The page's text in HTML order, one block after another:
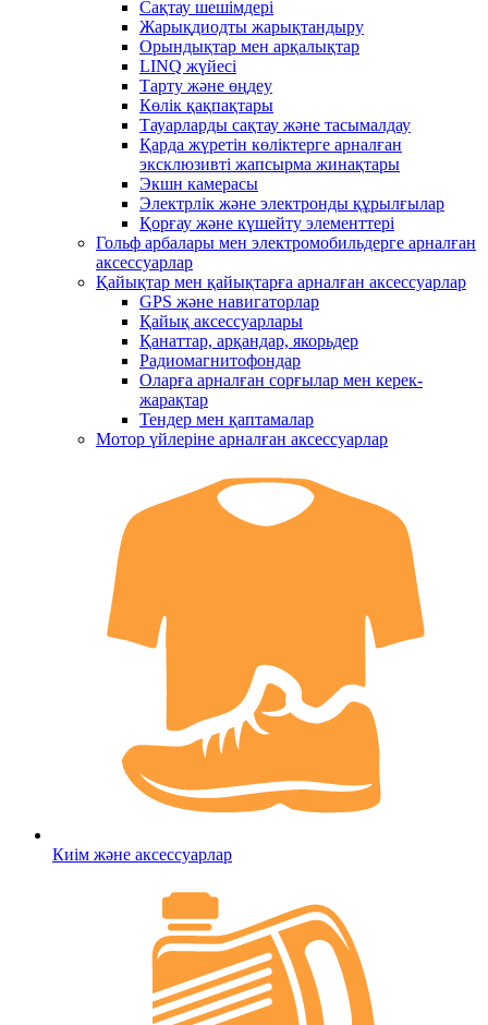
Сақтау шешімдері
Жарықдиодты жарықтандыру
Орындықтар мен арқалықтар
LINQ жүйесі
Тарту және өңдеу
Көлік қақпақтары
Тауарларды сақтау және тасымалдау
Қарда жүретін көліктерге арналған
эксклюзивті жапсырма жинақтары
Экшн камерасы
Электрлік және электронды құрылғылар
Қорғау және күшейту элементтері
Гольф арбалары мен электромобильдерге арналған
аксессуарлар
Қайықтар мен қайықтарға арналған аксессуарлар
GPS және навигаторлар
Қайық аксессуарлары
Қанаттар, арқандар, якорьдер
Радиомагнитофондар
Оларға арналған сорғылар мен керек-
жарақтар
Тендер мен қаптамалар
Мотор үйлеріне арналған аксессуарлар
Киім және аксессуарлар